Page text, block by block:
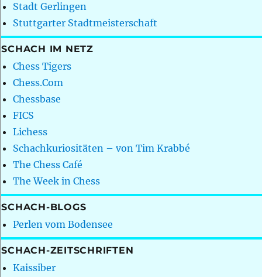
Stadt Gerlingen
Stuttgarter Stadtmeisterschaft
SCHACH IM NETZ
Chess Tigers
Chess.Com
Chessbase
FICS
Lichess
Schachkuriositäten – von Tim Krabbé
The Chess Café
The Week in Chess
SCHACH-BLOGS
Perlen vom Bodensee
SCHACH-ZEITSCHRIFTEN
Kaissiber